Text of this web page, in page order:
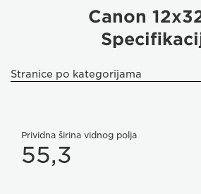
Canon 12x32 ISCanon
Stranice po kategorijama
Prividna širina vidnog polja
55,3